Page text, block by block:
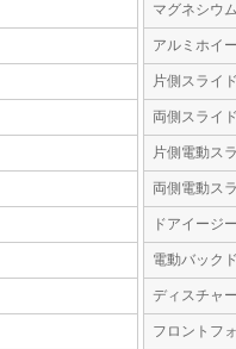
マグネシウ
アルミホイ
片側スライ
両側スライ
片側電動ス
両側電動ス
ドアイージ
電動バック
ディスチャ
フロントフ